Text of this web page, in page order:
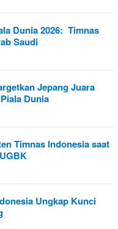
Dunia 2026: Timnas
Saudi
Jepang Juara
Dunia
Timnas Indonesia saat
Ungkap Kunci